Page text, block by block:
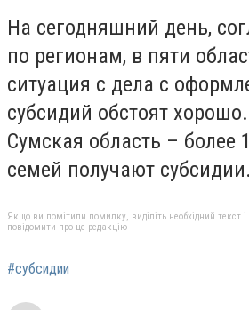
На сегодняшний день,
по регионам, в пяти
ситуация с дела с
субсидий обстоят
Сумская область – более
семей получают субсидии.
Якщо ви помітили помилку, виділіть необхідний текст
повідомити про це редакцію
#субсидии